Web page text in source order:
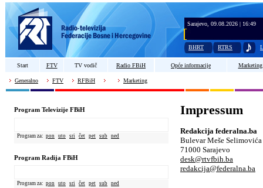
Sarajevo, 09.08.2026 | 16:49
BHRT RTRS
Start FTV TV vodič Radio FBiH Opće informacije Marketing
Generalno FTV RFBiH Marketing
Program Televizije FBiH
Program za: pon uto sri čet pet sub ned
Program Radija FBiH
Program za: pon uto sri čet pet sub ned
Impressum
Redakcija federalna.ba
Bulevar Meše
71000 Sarajevo
desk@rtvfbih.ba
redakcija@federalna.ba